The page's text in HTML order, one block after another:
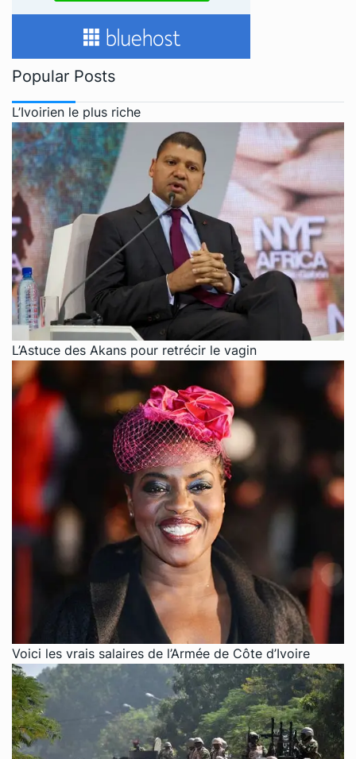
Popular Posts
L’Ivoirien le plus riche
L’Astuce des Akans pour retrécir le vagin
Voici les vrais salaires de l’Armée de Côte d’Ivoire